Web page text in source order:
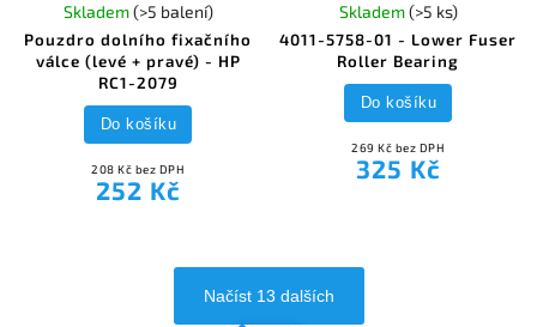
Pouzdro dolního fixačního
válce (levé + pravé) - HP
RC1-2079
Skladem(>5 balení)
208 Kč bez DPH
252 Kč
Do košíku
4011-5758-01 - Lower Fuser
Roller Bearing
Skladem(>5 ks)
269 Kč bez DPH
325 Kč
Do košíku
Načíst 13 dalších